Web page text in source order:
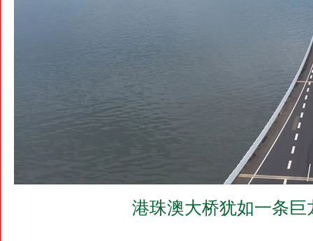
港珠澳大桥犹如一条